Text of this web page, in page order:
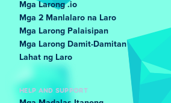
Mga Larong .io
Mga 2 Manlalaro na Laro
Mga Larong Palaisipan
Mga Larong Damit-Damitan
Lahat ng Laro
HELP AND SUPPORT